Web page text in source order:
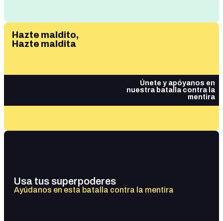
Hazte maldito,
Hazte maldita
Únete y apóyanos en
nuestra batalla contra la
mentira
Usa tus superpoderes
Ayúdanos en esta batalla contra la mentira